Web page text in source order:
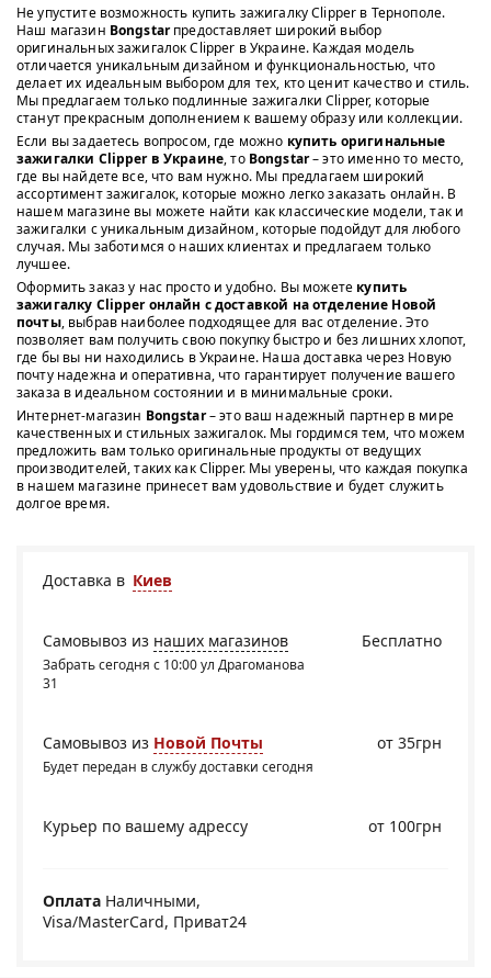
Не упустите возможность купить зажигалку Clipper в Тернополе.
Наш магазин Bongstarпредоставляет широкий выбор
оригинальных зажигалок Clipper в Украине. Каждая модель
отличается уникальным дизайном и функциональностью, что
делает их идеальным выбором для тех, кто ценит качество и стиль.
Мы предлагаем только подлинные зажигалки Clipper, которые
станут прекрасным дополнением к вашему образу или коллекции.
Если вы задаетесь вопросом, где можно купить оригинальные
зажигалки Clipper в Украине, то Bongstar– это именно то место,
где вы найдете все, что вам нужно. Мы предлагаем широкий
ассортимент зажигалок, которые можно легко заказать онлайн. В
нашем магазине вы можете найти как классические модели, так и
зажигалки с уникальным дизайном, которые подойдут для любого
случая. Мы заботимся о наших клиентах и предлагаем только
лучшее.
Оформить заказ у нас просто и удобно. Вы можете купить
зажигалку Clipper онлайн с доставкой на отделение Новой
почты, выбрав наиболее подходящее для вас отделение. Это
позволяет вам получить свою покупку быстро и без лишних хлопот,
где бы вы ни находились в Украине. Наша доставка через Новую
почту надежна и оперативна, что гарантирует получение вашего
заказа в идеальном состоянии и в минимальные сроки.
Интернет-магазин Bongstar– это ваш надежный партнер в мире
качественных и стильных зажигалок. Мы гордимся тем, что можем
предложить вам только оригинальные продукты от ведущих
производителей, таких как Clipper. Мы уверены, что каждая покупка
в нашем магазине принесет вам удовольствие и будет служить
долгое время.
Доставка в Киев
Бесплатно
Самовывоз из наших магазинов
Забрать сегодня с 10:00 ул Драгоманова
31
Самовывоз из Новой Почты
Будет передан в службу доставки сегодня
от 35грн
Курьер по вашему адрессу от 100грн
Оплата Наличными,
Visa/MasterCard, Приват24